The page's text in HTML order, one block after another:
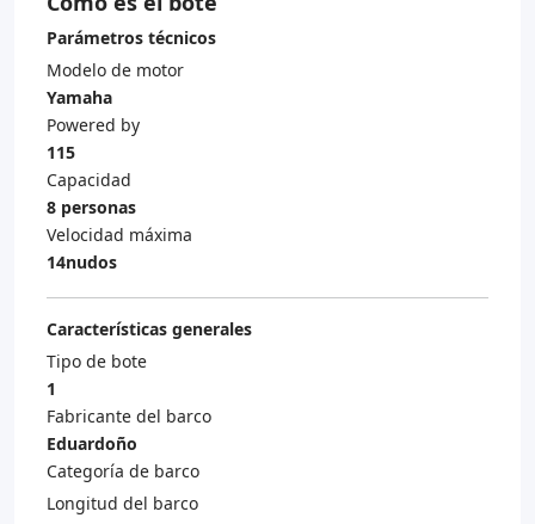
Parámetros técnicos
Modelo de motor
Yamaha
Powered by
115
Capacidad
8 personas
Velocidad máxima
14nudos
Características generales
Tipo de bote
1
Fabricante del barco
Eduardoño
Categoría de barco
Longitud del barco